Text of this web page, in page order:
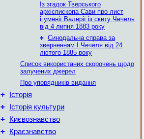
Із згадок Тверського
архієпископа Сави про лист
ігуменії Валерії із скиту Чечель
від 4 липня 1883 року
+ Синодальна справа за
зверненням І.Чечеля від 24
лютого 1885 року
Список використаних скорочень щодо
залучених джерел
Про упорядників видання
+ Історія
+ Історія культури
+ Києвознавство
+ Краєзнавство